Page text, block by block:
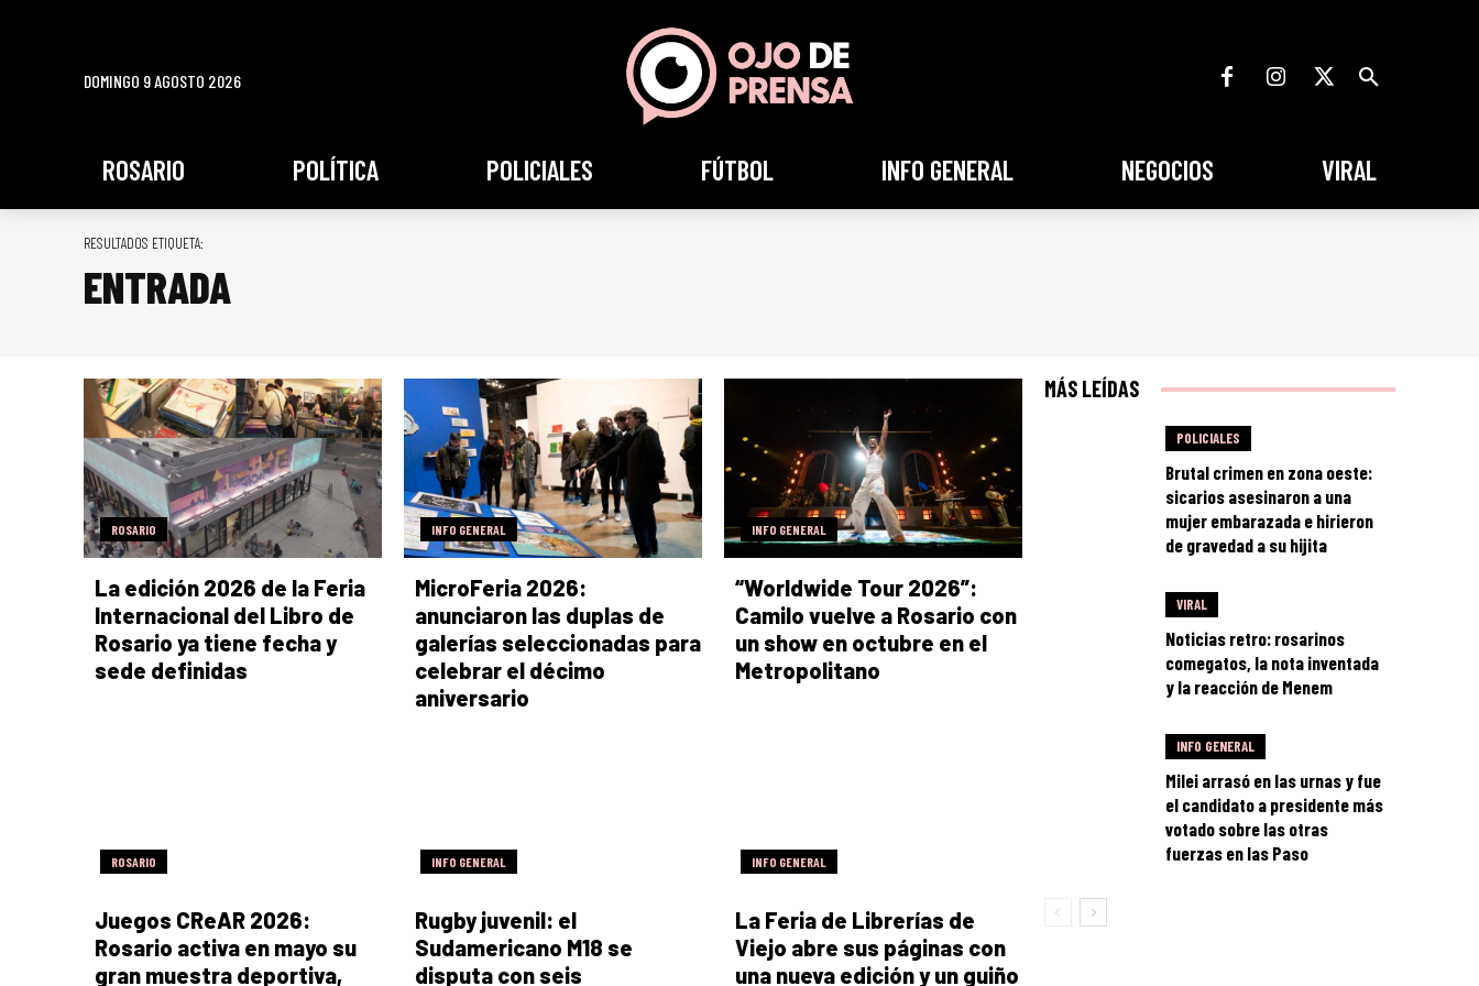
DOMINGO 9 AGOSTO 2026
ROSARIO POLÍTICA POLICIALES FÚTBOL INFO GENERAL NEGOCIOS VIRAL
RESULTADOS ETIQUETA:
ENTRADA
ROSARIO
La edición 2026 de la Feria
Internacional del Libro de
Rosario ya tiene fecha y
sede definidas
INFO GENERAL
MicroFeria 2026:
anunciaron las duplas de
galerías seleccionadas para
celebrar el décimo
aniversario
INFO GENERAL
“Worldwide Tour 2026”:
Camilo vuelve a Rosario con
un show en octubre en el
Metropolitano
ROSARIO
Juegos CReAR 2026:
Rosario activa en mayo su
gran muestra deportiva,
INFO GENERAL
Rugby juvenil: el
Sudamericano M18 se
disputa con seis
INFO GENERAL
La Feria de Librerías de
Viejo abre sus páginas con
una nueva edición y un guiño
MÁS LEÍDAS
POLICIALES
Brutal crimen en zona oeste:
sicarios asesinaron a una
mujer embarazada e hirieron
de gravedad a su hijita
VIRAL
Noticias retro: rosarinos
comegatos, la nota inventada
y la reacción de Menem
INFO GENERAL
Milei arrasó en las urnas y fue
el candidato a presidente más
votado sobre las otras
fuerzas en las Paso